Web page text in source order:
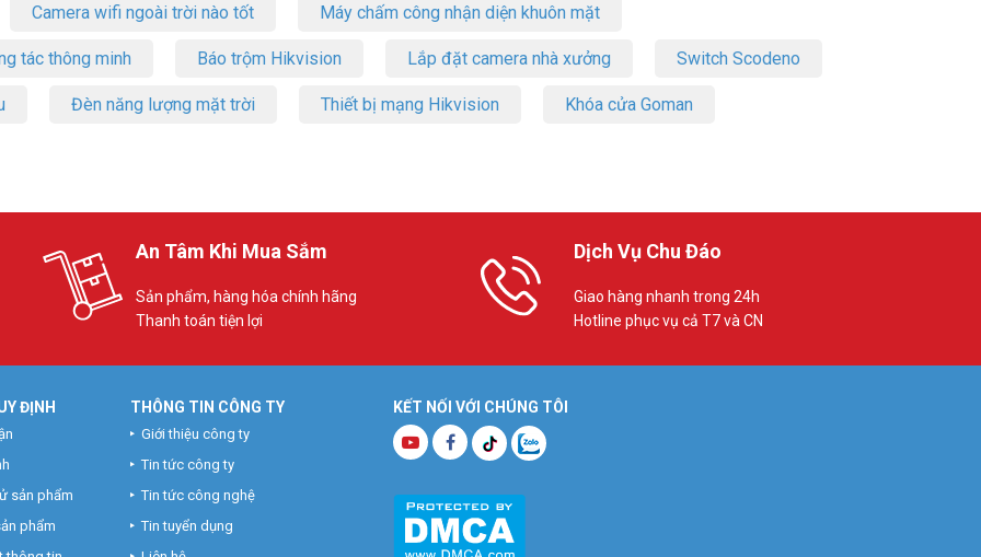
Camera wifi ngoài trời nào tốt Máy chấm công nhận diện khuôn mặt
tác thông minh Báo trộm Hikvision Lắp đặt camera nhà xưởng Switch Scodeno
Đèn năng lượng mặt trời Thiết bị mạng Hikvision Khóa cửa Goman
An Tâm Khi Mua Sắm
Sản phẩm, hàng hóa chính hãng
Thanh toán tiện lợi
Dịch Vụ Chu Đáo
Giao hàng nhanh trong 24h
Hotline phục vụ cả T7 và CN
KẾT NỐI VỚI CHÚNG TÔI
ĐỊNH
sản phẩm
phẩm
THÔNG TIN CÔNG TY
Giới thiệu công ty
Tin tức công ty
Tin tức công nghệ
Tin tuyển dụng